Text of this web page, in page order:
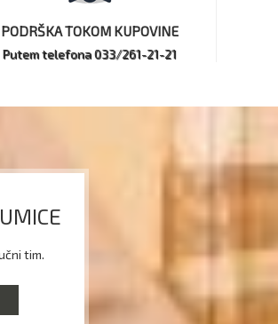
PODRŠKA TOKOM KUPOVINE
Putem telefona 033/261-21-21
tim.